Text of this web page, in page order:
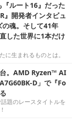
ルート16』だった
』開発者インタビュ
魂。そして41年
した世界に1本だけ
に生まれるものとは。
。AMD Ryzen™ AI
D」で『Fo
題のレースタイトルを